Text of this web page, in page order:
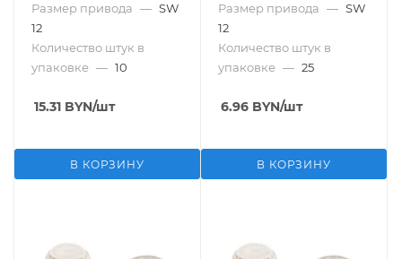
Размер привода — SW
12
Количество штук в
упаковке — 10
15.31 BYN/шт
В КОРЗИНУ
Размер привода — SW
12
Количество штук в
упаковке — 25
6.96 BYN/шт
В КОРЗИНУ